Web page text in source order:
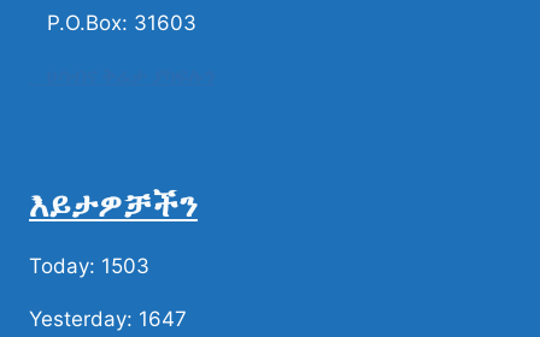
P.O.Box: 31603
እይታዎቻችን
Today: 1503
Yesterday: 1647